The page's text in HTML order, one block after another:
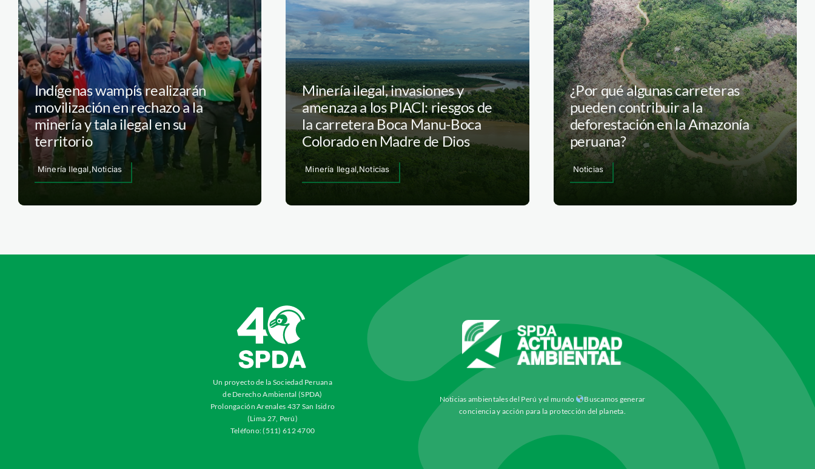
Indígenas wampís realizarán
movilización en rechazo a la
minería y tala ilegal en su
territorio
Minería Ilegal,Noticias
Minería ilegal, invasiones y
amenaza a los PIACI: riesgos de
la carretera Boca Manu-Boca
Colorado en Madre de Dios
Minería Ilegal,Noticias
¿Por qué algunas carreteras
pueden contribuir a la
deforestación en la Amazonía
peruana?
Noticias
Un proyecto de la Sociedad Peruana
de Derecho Ambiental (SPDA)
Prolongación Arenales 437 San Isidro
(Lima 27, Perú)
Teléfono: (511) 612 4700
Noticias ambientales del Perú y el mundo
Buscamos generar
conciencia y acción para la protección del planeta.